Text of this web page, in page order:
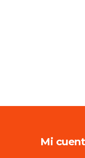
Mi